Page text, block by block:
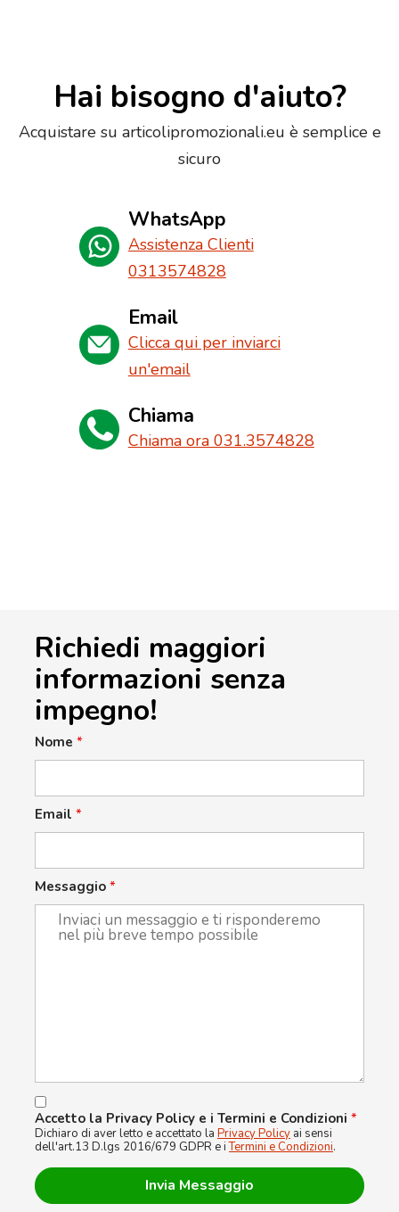
Hai bisogno d'aiuto?
Acquistare su articolipromozionali.eu è semplice e
sicuro
WhatsApp
Assistenza Clienti
0313574828
Email
Clicca qui per inviarci
un'email
Chiama
Chiama ora 031.3574828
Richiedi maggiori
informazioni senza
impegno!
Nome *
Email *
Messaggio *
Accetto la Privacy Policy e i Termini e Condizioni *
Dichiaro di aver letto e accettato la Privacy Policy ai sensi
dell'art.13 D.lgs 2016/679 GDPR e iTermini e Condizioni.